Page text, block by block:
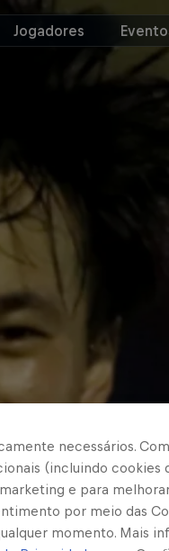
Jogadores
necessários.
(incluindo cookies
e para
por meio das
momento. Mais